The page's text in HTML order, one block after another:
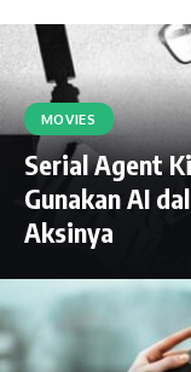
MOVIES
Serial Agent
Gunakan AI
Aksinya